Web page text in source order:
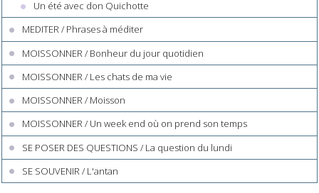
Un été avec don Quichotte
MEDITER / Phrases à méditer
MOISSONNER / Bonheur du jour quotidien
MOISSONNER / Les chats de ma vie
MOISSONNER / Moisson
MOISSONNER / Un week end où on prend son temps
SE POSER DES QUESTIONS / La question du lundi
SE SOUVENIR / L'antan